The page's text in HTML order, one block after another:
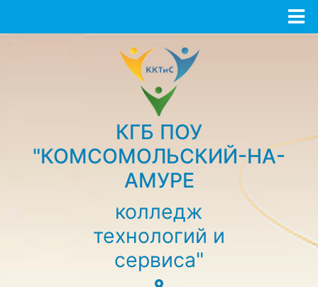
КГБ ПОУ
"КОМСОМОЛЬСКИЙ-НА-
АМУРЕ
колледж
технологий и
сервиса"